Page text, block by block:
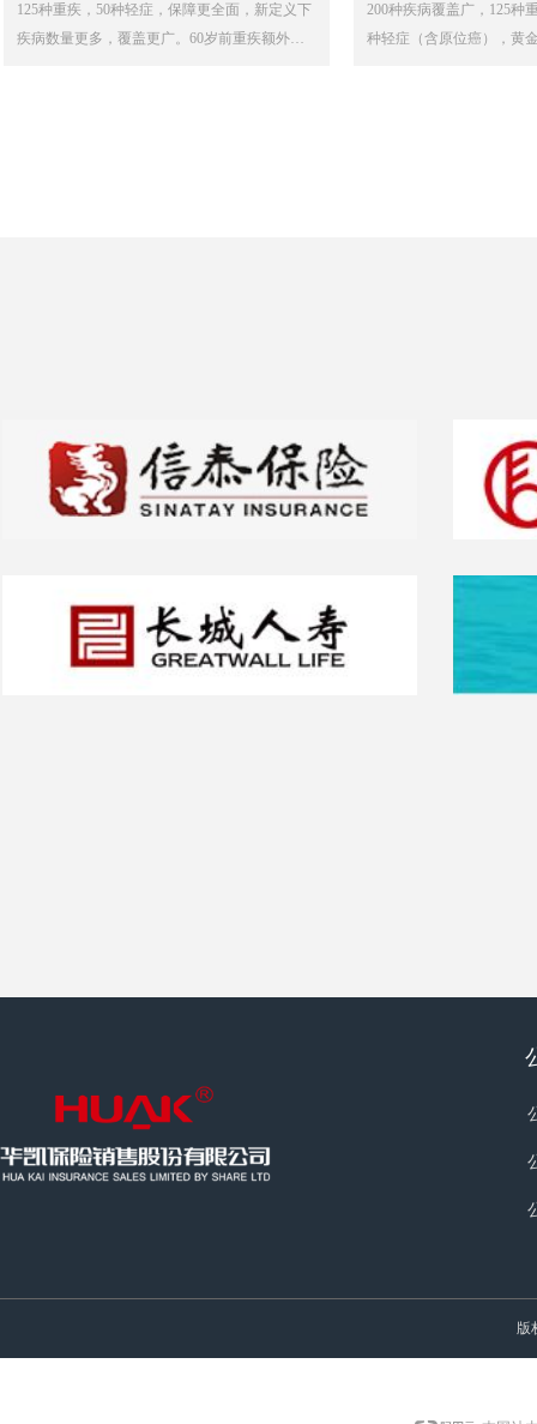
125种重疾，50种轻症，保障更全面，新定义下
疾病数量更多，覆盖更广。60岁前重疾额外付
200种疾病覆盖广，125种
种轻症（含原位癌），黄
版